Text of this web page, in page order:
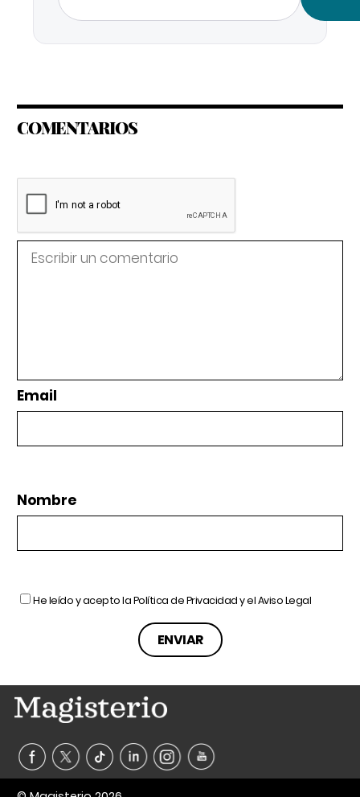
COMENTARIOS
Email
Nombre
He leído y acepto laPolítica de Privacidady elAviso Legal